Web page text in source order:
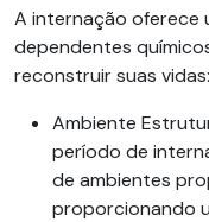
A internação oferece
dependentes
reconstruir suas vidas:
Ambiente
período de
de ambientes
proporcionando